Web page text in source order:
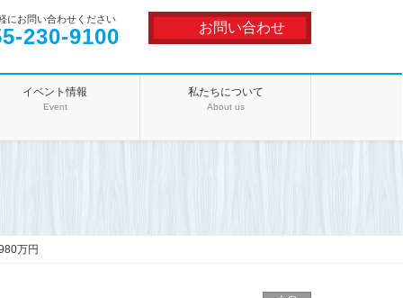
にお問い合わせください
230-9100 お問い合わせ
イベント情報
Event
私たちについて
About us
万円